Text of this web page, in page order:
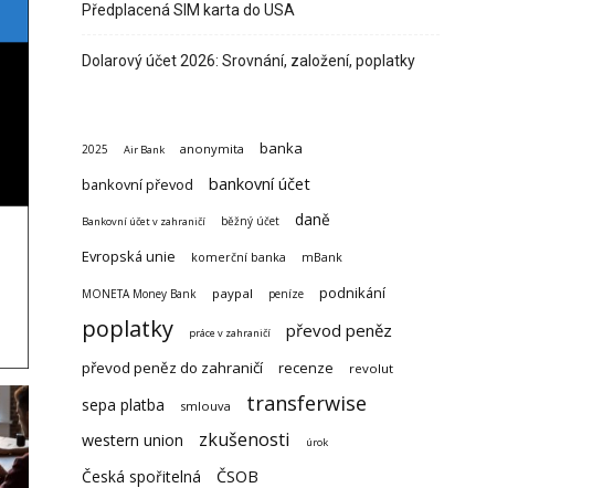
Předplacená SIM karta do USA
Dolarový účet 2026: Srovnání, založení, poplatky
2025 Air Bank anonymita
banka
bankovní převod
bankovní účet
Bankovní účet v zahraničí běžný účet daně
Evropská unie komerční banka mBank
MONETA Money Bank paypal peníze podnikání
poplatky práce v zahraničí převod peněz
převod peněz do zahraničí recenze revolut
sepa platba smlouva transferwise
western union zkušenosti úrok
Česká spořitelná ČSOB